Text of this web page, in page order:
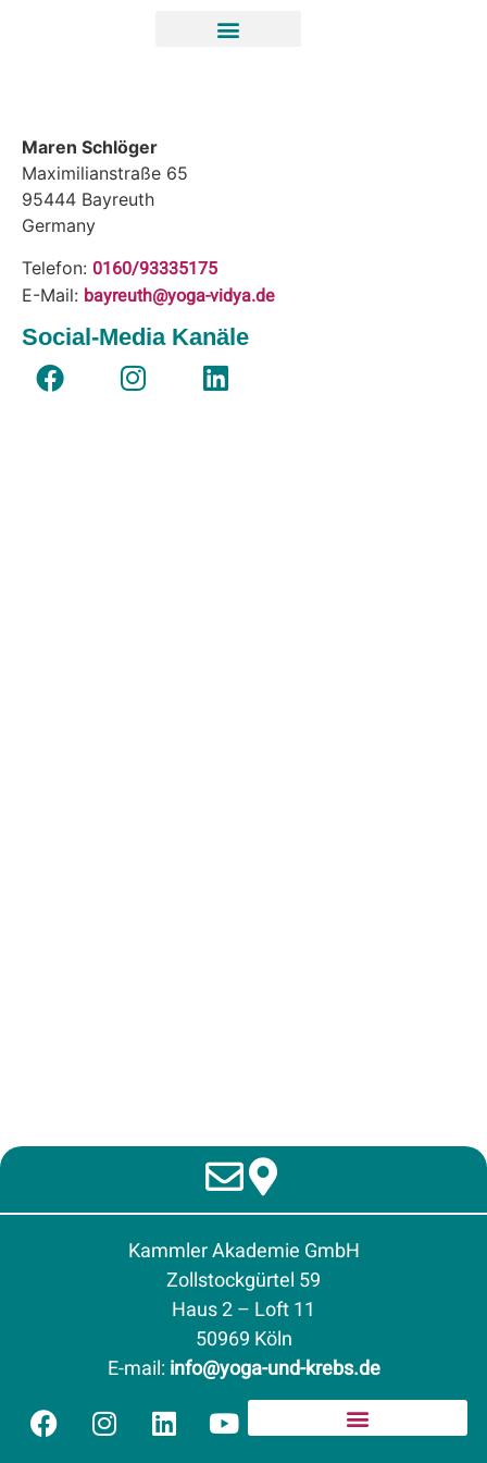
Maren Schlöger
Maximilianstraße 65
95444 Bayreuth
Germany
Telefon: 0160/93335175
E-Mail: bayreuth@yoga-vidya.de
Social-Media Kanäle
Kammler Akademie GmbH
Zollstockgürtel 59
Haus 2 – Loft 11
50969 Köln
E-mail:info@yoga-und-krebs.de